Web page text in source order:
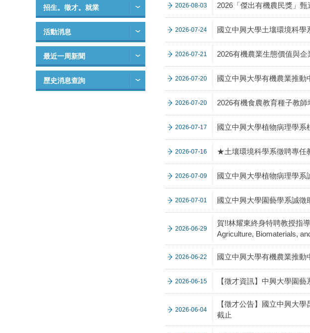
招生。徵才。就業
活動消息
最近一周新聞
歷史消息查詢
2026-08-03 2026「傑出有機農民獎」
2026-07-24 國立中興大學土壤環境科學
2026-07-21 2026有機農業生態價值與
2026-07-20 國立中興大學有機農業推動
2026-07-20 2026有機食農教育種子教
2026-07-17 國立中興大學植物病理學系
2026-07-16 ★土壤環境科學系徵聘專任
2026-07-09 國立中興大學植物病理學系
2026-07-01 國立中興大學園藝學系誠徵
2026-06-29
賀!!林耀東終身特聘教授指
Agriculture, Biomaterials,
2026-06-22 國立中興大學有機農業推動
2026-06-15 【徵才資訊】中興大學園
2026-06-04
【徵才公告】國立中興大
截止